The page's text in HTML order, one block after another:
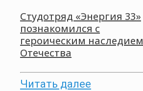
Студотряд «Энергия 33»
познакомился с
героическим наследием
Отечества
Читать далее